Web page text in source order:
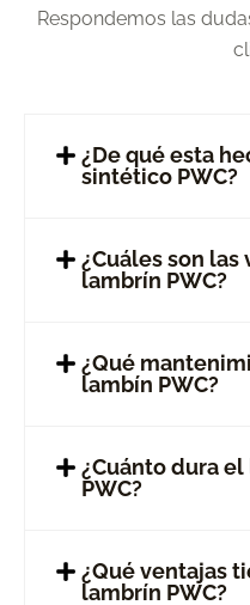
Respondemos las
¿De qué esta
sintético PWC?
¿Cuáles son las
lambrín PWC?
¿Qué
lambín PWC?
¿Cuánto dura
PWC?
¿Qué ventajas
lambrín PWC?